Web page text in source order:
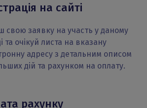
на сайті
свою заявку на участь у даному
та очікуй листа на вказану
адресу з детальним описом
дій та рахунком на оплату.
рахунку